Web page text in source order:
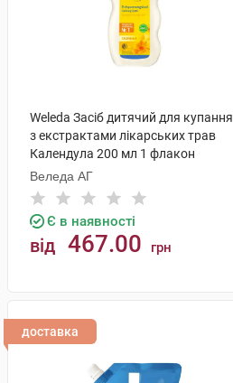
Weleda Засіб дитячий для купання
з екстрактами лікарських трав
Календула 200 мл 1 флакон
Веледа АГ
Є в наявності
від 467.00 грн
доставка